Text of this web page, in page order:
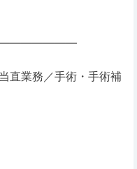
直業務／手術・手術補